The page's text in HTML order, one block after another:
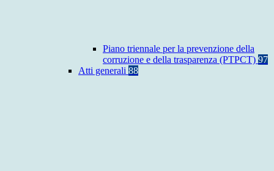
Piano triennale per la prevenzione della
corruzione e della trasparenza (PTPCT) 97
Atti generali 88